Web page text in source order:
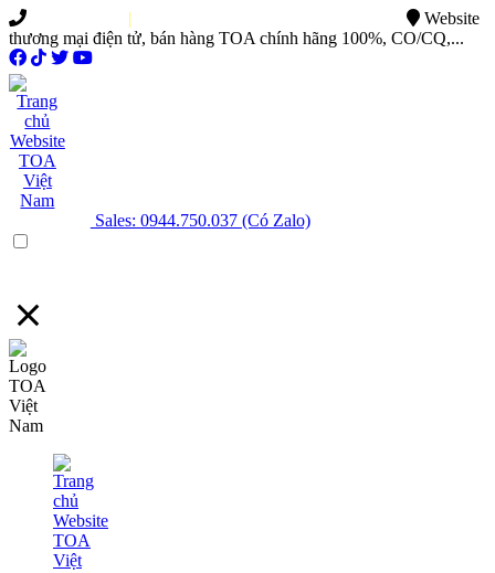
|
Website
thương mại điện tử, bán hàng TOA chính hãng 100%, CO/CQ,...
Sales: 0944.750.037 (Có Zalo)